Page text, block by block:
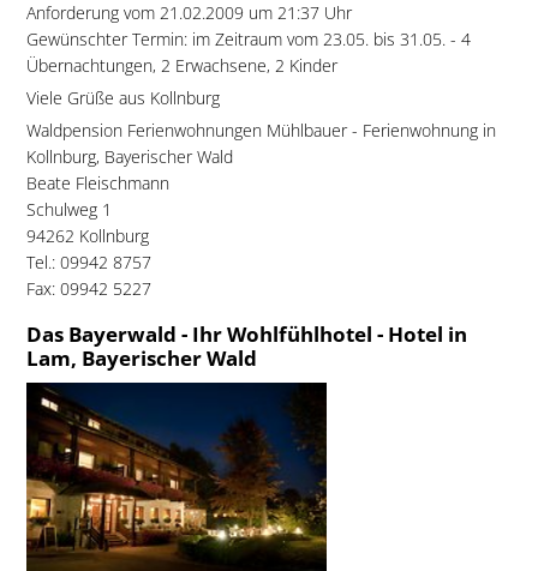
Anforderung vom 21.02.2009 um 21:37 Uhr
Gewünschter Termin: im Zeitraum vom 23.05. bis 31.05. - 4
Übernachtungen, 2 Erwachsene, 2 Kinder
Viele Grüße aus Kollnburg
Waldpension Ferienwohnungen Mühlbauer - Ferienwohnung in
Kollnburg, Bayerischer Wald
Beate Fleischmann
Schulweg 1
94262 Kollnburg
Tel.: 09942 8757
Fax: 09942 5227
Das Bayerwald - Ihr Wohlfühlhotel - Hotel in
Lam, Bayerischer Wald